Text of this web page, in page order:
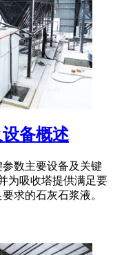
备概述
数主要设备及关键
为吸收塔提供满足要
求的石灰石浆液。